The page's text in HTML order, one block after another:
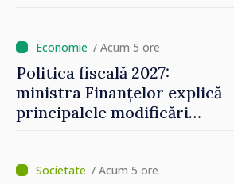
/ Acum 5 ore
Politica fiscală 2027:
ministra Finanțelor explică
principalele modificări
locale și rutiere
/ Acum 5 ore